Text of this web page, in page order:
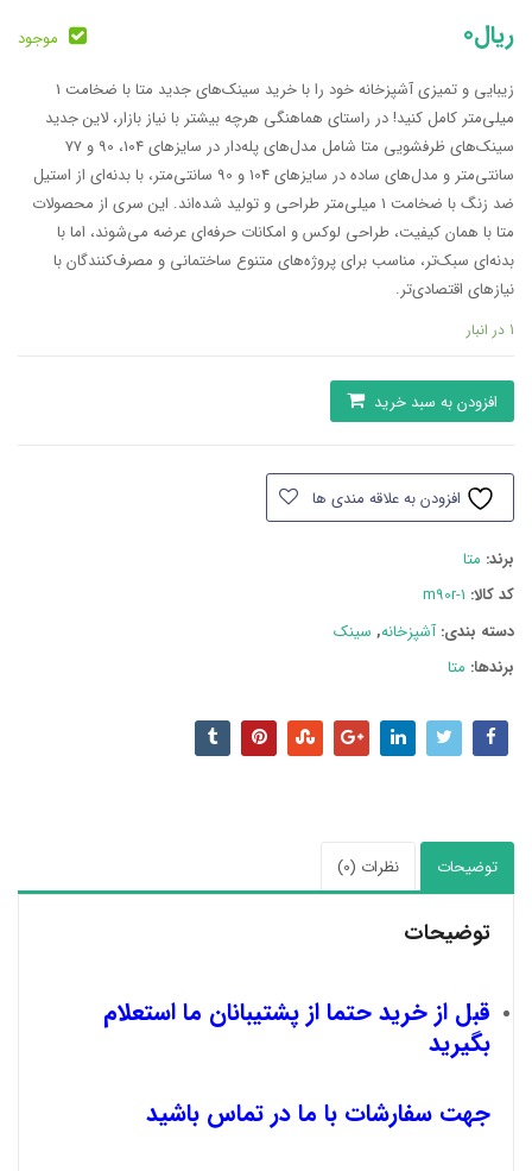
ریال0 موجود
زیبایی و تمیزی آشپزخانه خود را با خرید سینک‌های جدید متا با ضخامت 1
میلی‌متر کامل کنید! در راستای هماهنگی هرچه بیشتر با نیاز بازار، لاین جدید
سینک‌های ظرفشویی متا شامل مدل‌های پله‌دار در سایزهای 104، 90 و 77
سانتی‌متر و مدل‌های ساده در سایزهای 104 و 90 سانتی‌متر، با بدنه‌ای از استیل
ضد زنگ با ضخامت 1 میلی‌متر طراحی و تولید شده‌اند. این سری از محصولات
متا با همان کیفیت، طراحی لوکس و امکانات حرفه‌ای عرضه می‌شوند، اما با
بدنه‌ای سبک‌تر، مناسب برای پروژه‌های متنوع ساختمانی و مصرف‌کنندگان با
نیازهای اقتصادی‌تر.
1 در انبار
سینک
ظرفشویی
10
ها
M77R
عدد
افزودن به سبد خرید
افزودن به علاقه مندی ها
برند: متا
کد کالا: m90r-1
دسته بند‌ی:آشپزخانه, سینک
برندها: متا
توضیحات نظرات (0)
توضیحات
قبل از خرید حتما از پشتیبانان ما استعلام
بگیرید
جهت سفارشات با ما در تماس باشید